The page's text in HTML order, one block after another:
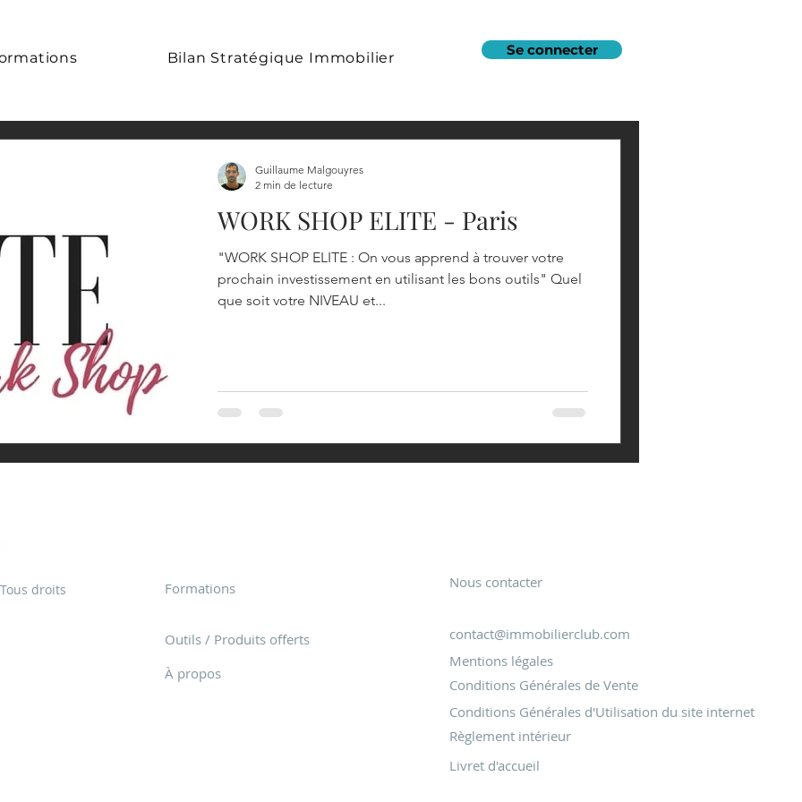
Bilan Stratégique Immobilier Se connecter
WORK SHOP ELITE - Paris
"WORK SHOP ELITE : On vous apprend à trouver votre
prochain investissement en utilisant les bons outils" Quel
que soit votre NIVEAU et...
Guillaume Malgouyres
2 min de lecture
droits Formations
Outils / Produits offerts
À propos
Nous contacter
contact@immobilierclub.com
Mentions légales
Conditions Générales de Vente
Conditions Générales d'Utilisation du site internet
Règlement intérieur
Livret d'accueil